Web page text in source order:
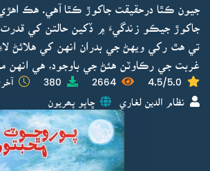
جيون ڪٿا درحقيقت جاکوڙ ڪٿا آهي. هڪ اهڙي
جاکوڙ جيڪو زندگيءَ ۾ ڏکين حالتن کي
تي هٿ رکي ويهڻ جي بدران انهن کي هلائڻ
غربت جي رڪاوٽن هئڻ جي باوجود، هي انهن
4.5/5.0
2664
380
نظام الدين لغاري ڇاپو پھريون